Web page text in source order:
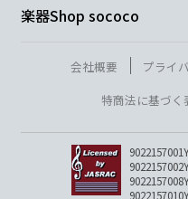
楽器Shop sococo
会社概要 プライ
特商法に基づく